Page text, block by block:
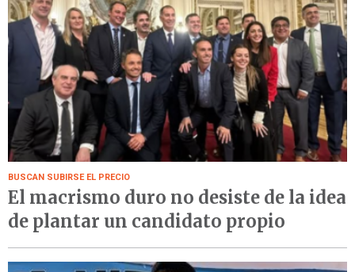
BUSCAN SUBIRSE EL PRECIO
El macrismo duro no desiste de la idea
de plantar un candidato propio